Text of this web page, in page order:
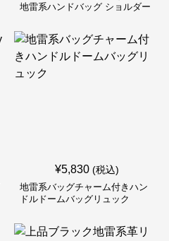
地雷系ハンドバッグ ショルダー
¥5,830 (税込)
地雷系バッグチャーム付きハン
ドルドームバッグリュック